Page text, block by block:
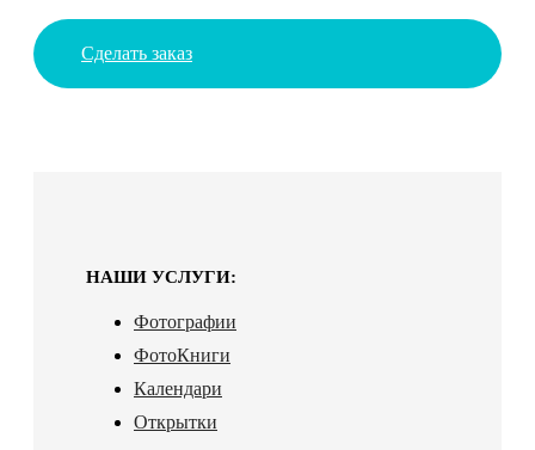
Сделать заказ
НАШИ УСЛУГИ:
Фотографии
ФотоКниги
Календари
Открытки